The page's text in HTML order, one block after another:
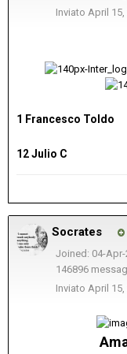
Inviato April 15,
1 Francesco Toldo
12 Julio C
Socrates
Joined: 04-Apr-
146896
Inviato April 15,